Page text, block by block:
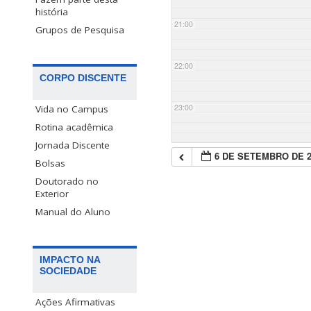
história
Grupos de Pesquisa
CORPO DISCENTE
Vida no Campus
Rotina acadêmica
Jornada Discente
Bolsas
Doutorado no
Exterior
Manual do Aluno
IMPACTO NA
SOCIEDADE
Ações Afirmativas
21:00
22:00
23:00
6 DE SETEMBRO DE